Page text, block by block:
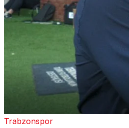
Trabzonspor